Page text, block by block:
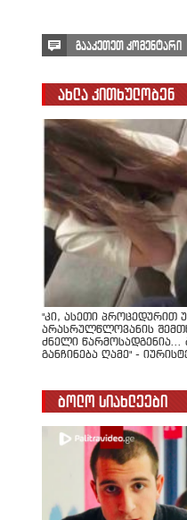
გააკეთეთ კომენტარი
ახლა კითხულობენ
"კი, ასეთი პროცედურით
არასრულწლოვანის
ძნელი
განჩინება ღამე" -
ბოლო სიახლეები